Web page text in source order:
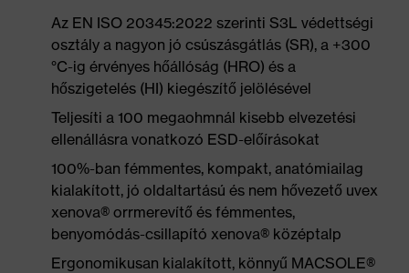
Az EN ISO 20345:2022 szerinti S3L védettségi
osztály a nagyon jó csúszásgátlás (SR), a +300
°C-ig érvényes hőállóság (HRO) és a
hőszigetelés (HI) kiegészítő jelölésével
Teljesíti a 100 megaohmnál kisebb elvezetési
ellenállásra vonatkozó ESD-előírásokat
100%-ban fémmentes, kompakt, anatómiailag
kialakított, jó oldaltartású és nem hővezető uvex
xenova® orrmerevítő és fémmentes,
benyomódás-csillapító xenova® középtalp
Ergonomikusan kialakított, könnyű MACSOLE®